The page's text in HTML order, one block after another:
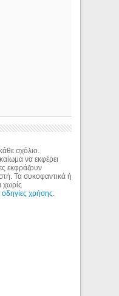
σχόλιο.
να εκφέρει
εκφράζουν
Τα συκοφαντικά ή
χωρίς
οδηγίες χρήσης